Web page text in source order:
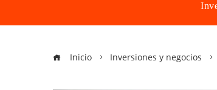
Inicio Inversiones y negocios